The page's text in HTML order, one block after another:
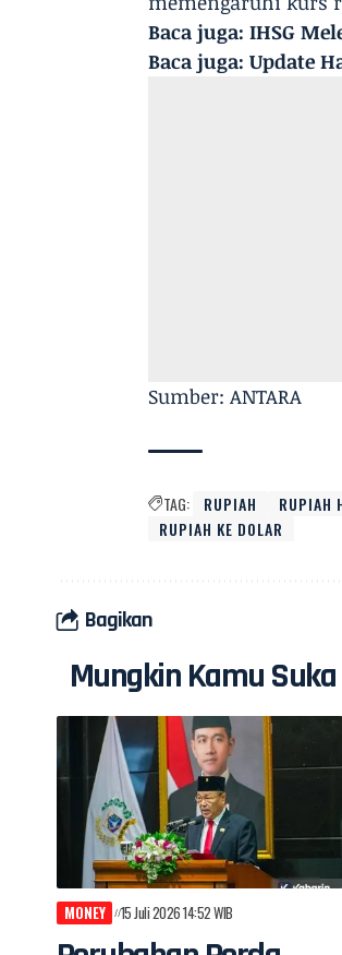
Baca juga:IHSG
Baca juga:Update
Sumber: ANTARA
TAG: RUPIAH RUPIAH
RUPIAH KE DOLAR
Bagikan
Mungkin Kamu Suka
MONEY 15 Juli 2026 14:52 WIB